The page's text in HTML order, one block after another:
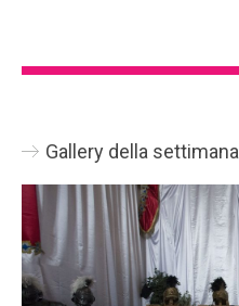
Gallery della settimana